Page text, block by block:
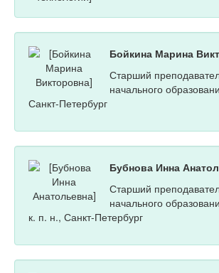
Бойкина Марина
Старший
начального
Санкт-Петербург
Бубнова Инна
Старший
начального
к. п. н., Санкт-Петербург